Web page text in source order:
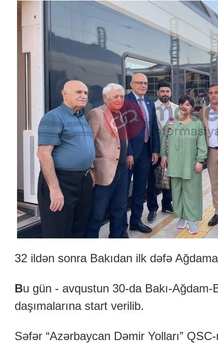
32 ildən sonra Bakıdan ilk dəfə
Bu gün - avqustun 30-da Bakı-
daşımalarına start verilib.
Səfər “Azərbaycan Dəmir Yolları”